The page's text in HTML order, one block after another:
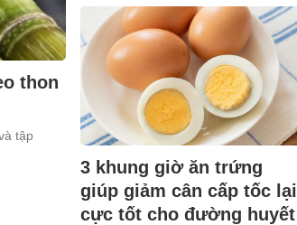
thon
tập
3 khung giờ ăn trứng
giúp giảm cân cấp tốc lại
cực tốt cho đường huyết